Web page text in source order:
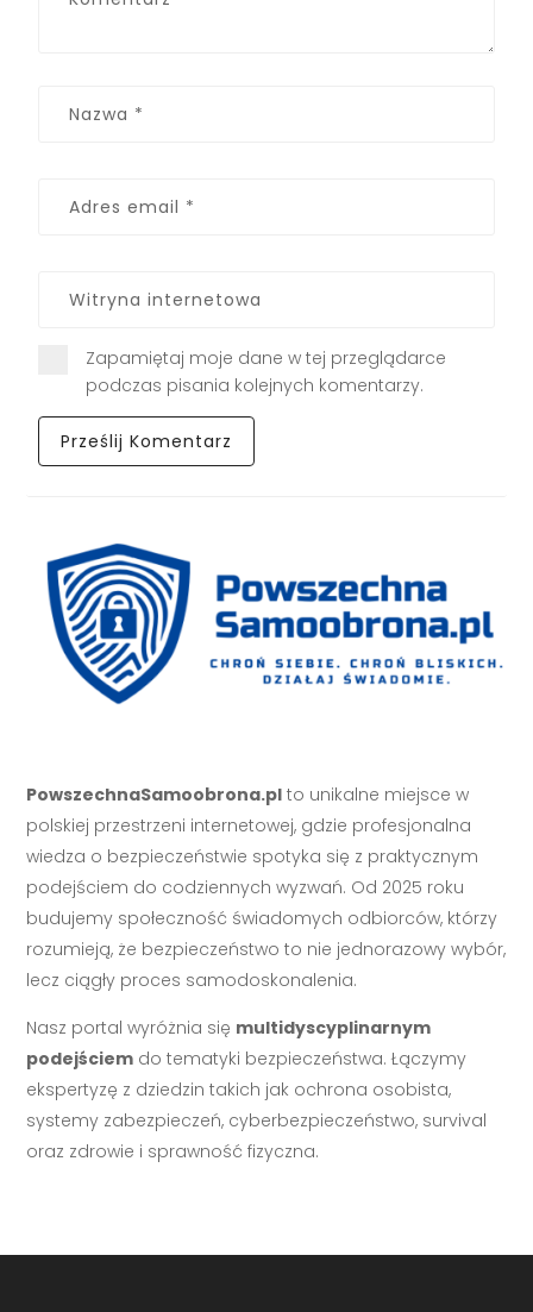
Zapamiętaj moje dane w tej przeglądarce
podczas pisania kolejnych komentarzy.
PowszechnaSamoobrona.pl to unikalne miejsce w
polskiej przestrzeni internetowej, gdzie profesjonalna
wiedza o bezpieczeństwie spotyka się z praktycznym
podejściem do codziennych wyzwań. Od 2025 roku
budujemy społeczność świadomych odbiorców, którzy
rozumieją, że bezpieczeństwo to nie jednorazowy wybór,
lecz ciągły proces samodoskonalenia.
Nasz portal wyróżnia się multidyscyplinarnym
podejściem do tematyki bezpieczeństwa. Łączymy
ekspertyzę z dziedzin takich jak ochrona osobista,
systemy zabezpieczeń, cyberbezpieczeństwo, survival
oraz zdrowie i sprawność fizyczna.